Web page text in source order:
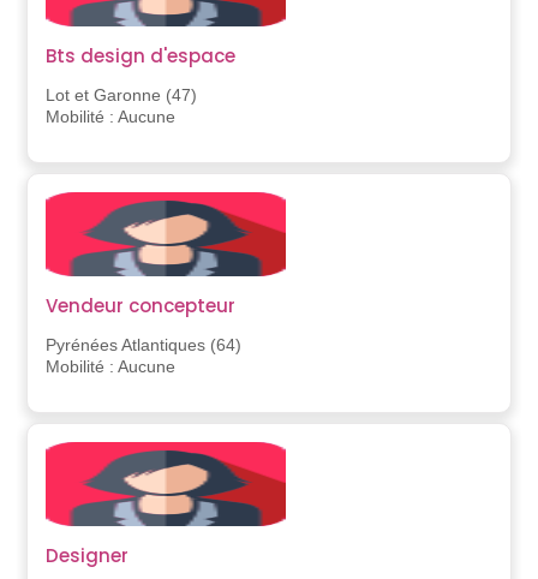
Bts design d'espace
Lot et Garonne (47)
Mobilité : Aucune
Vendeur concepteur
Pyrénées Atlantiques (64)
Mobilité : Aucune
Designer